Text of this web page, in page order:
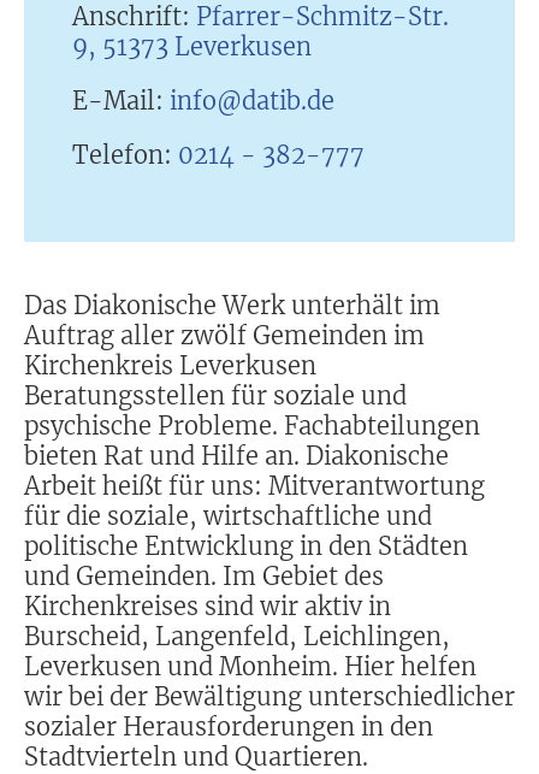
Das Diakonische Werk unterhält im
Auftrag aller zwölf Gemeinden im
Kirchenkreis Leverkusen
Beratungsstellen für soziale und
psychische Probleme. Fachabteilungen
bieten Rat und Hilfe an. Diakonische
Arbeit heißt für uns: Mitverantwortung
für die soziale, wirtschaftliche und
politische Entwicklung in den Städten
und Gemeinden. Im Gebiet des
Kirchenkreises sind wir aktiv in
Burscheid, Langenfeld, Leichlingen,
Leverkusen und Monheim. Hier helfen
wir bei der Bewältigung unterschiedlicher
sozialer Herausforderungen in den
Stadtvierteln und Quartieren.
Anschrift: Pfarrer-Schmitz-Str.
9, 51373 Leverkusen
E-Mail: info@datib.de
Telefon: 0214 - 382-777